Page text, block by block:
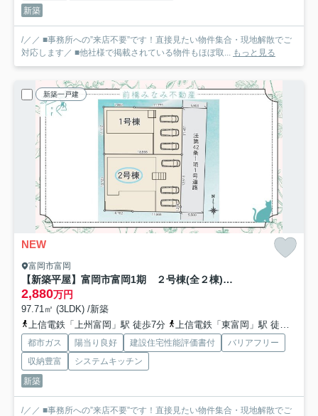
新築
/／／ ■事務所への”来店不要”です！直接見たい物件集合・現地解散でご
対応します／ ■他社様で掲載されている物件もほぼ取...
もっと見る
新築一戸建
NEW
富岡市富岡
【新築平屋】富岡市富岡1期 ２号棟(全２棟) リナージュ 新築建売分譲
2,880万円
97.71㎡ (3LDK) /新築
上信電鉄「上州富岡」駅 徒歩7分
上信電鉄「東富岡」駅 徒歩16分
都市ガス 陽当り良好 建設住宅性能評価書付
バリアフリー
収納豊富
システムキッチン
新築
/／／ ■事務所への”来店不要”です！直接見たい物件集合・現地解散でご